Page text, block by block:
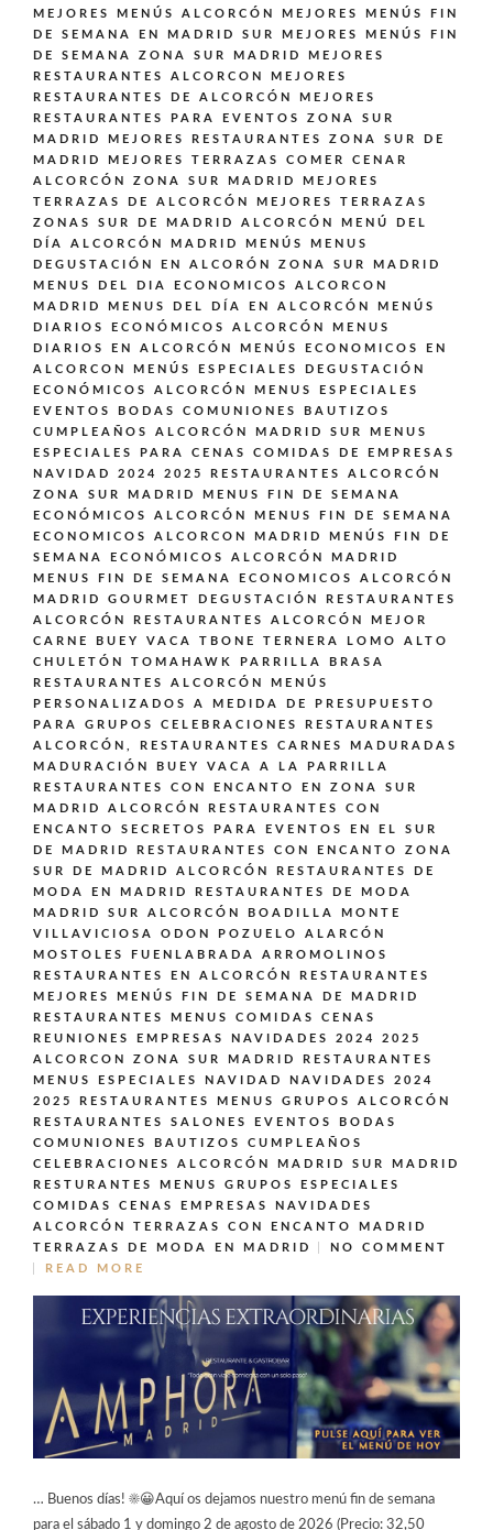
MEJORES MENÚS ALCORCÓN
MEJORES MENÚS FIN
DE SEMANA EN MADRID SUR
MEJORES MENÚS FIN
DE SEMANA ZONA SUR MADRID
MEJORES
RESTAURANTES ALCORCON
MEJORES
RESTAURANTES DE ALCORCÓN
MEJORES
RESTAURANTES PARA EVENTOS ZONA SUR
MADRID
MEJORES RESTAURANTES ZONA SUR DE
MADRID
MEJORES TERRAZAS COMER CENAR
ALCORCÓN ZONA SUR MADRID
MEJORES
TERRAZAS DE ALCORCÓN
MEJORES TERRAZAS
ZONAS SUR DE MADRID ALCORCÓN
MENÚ DEL
DÍA ALCORCÓN MADRID
MENÚS
MENUS
DEGUSTACIÓN EN ALCORÓN ZONA SUR MADRID
MENUS DEL DIA ECONOMICOS ALCORCON
MADRID
MENUS DEL DÍA EN ALCORCÓN
MENÚS
DIARIOS ECONÓMICOS ALCORCÓN
MENUS
DIARIOS EN ALCORCÓN
MENÚS ECONOMICOS EN
ALCORCON
MENÚS ESPECIALES DEGUSTACIÓN
ECONÓMICOS ALCORCÓN
MENUS ESPECIALES
EVENTOS BODAS COMUNIONES BAUTIZOS
CUMPLEAÑOS ALCORCÓN MADRID SUR
MENUS
ESPECIALES PARA CENAS COMIDAS DE EMPRESAS
NAVIDAD 2024 2025 RESTAURANTES ALCORCÓN
ZONA SUR MADRID
MENUS FIN DE SEMANA
ECONÓMICOS ALCORCÓN
MENUS FIN DE SEMANA
ECONOMICOS ALCORCON MADRID
MENÚS FIN DE
SEMANA ECONÓMICOS ALCORCÓN MADRID
MENUS FIN DE SEMANA ECONOMICOS ALCORCÓN
MADRID GOURMET DEGUSTACIÓN
RESTAURANTES
ALCORCÓN
RESTAURANTES ALCORCÓN MEJOR
CARNE BUEY VACA TBONE TERNERA LOMO ALTO
CHULETÓN TOMAHAWK PARRILLA BRASA
RESTAURANTES ALCORCÓN MENÚS
PERSONALIZADOS A MEDIDA DE PRESUPUESTO
PARA GRUPOS CELEBRACIONES
RESTAURANTES
ALCORCÓN,
RESTAURANTES CARNES MADURADAS
MADURACIÓN BUEY VACA A LA PARRILLA
RESTAURANTES CON ENCANTO EN ZONA SUR
MADRID ALCORCÓN
RESTAURANTES CON
ENCANTO SECRETOS PARA EVENTOS EN EL SUR
DE MADRID
RESTAURANTES CON ENCANTO ZONA
SUR DE MADRID ALCORCÓN
RESTAURANTES DE
MODA EN MADRID
RESTAURANTES DE MODA
MADRID SUR ALCORCÓN BOADILLA MONTE
VILLAVICIOSA ODON POZUELO ALARCÓN
MOSTOLES FUENLABRADA ARROMOLINOS
RESTAURANTES EN ALCORCÓN
RESTAURANTES
MEJORES MENÚS FIN DE SEMANA DE MADRID
RESTAURANTES MENUS COMIDAS CENAS
REUNIONES EMPRESAS NAVIDADES 2024 2025
ALCORCON ZONA SUR MADRID
RESTAURANTES
MENUS ESPECIALES NAVIDAD NAVIDADES 2024
2025
RESTAURANTES MENUS GRUPOS ALCORCÓN
RESTAURANTES SALONES EVENTOS BODAS
COMUNIONES BAUTIZOS CUMPLEAÑOS
CELEBRACIONES ALCORCÓN MADRID SUR MADRID
RESTURANTES MENUS GRUPOS ESPECIALES
COMIDAS CENAS EMPRESAS NAVIDADES
ALCORCÓN
TERRAZAS CON ENCANTO MADRID
TERRAZAS DE MODA EN MADRID
NO COMMENT
READ MORE
… Buenos días! ☀️😀Aquí os dejamos nuestro menú fin de semana
para el sábado 1 y domingo 2 de agosto de 2026 (Precio: 32,50